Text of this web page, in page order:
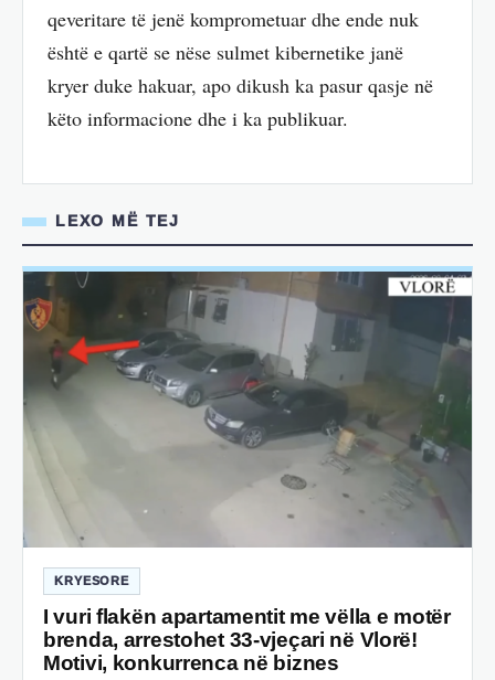
qeveritare të jenë komprometuar dhe ende nuk
është e qartë se nëse sulmet kibernetike janë
kryer duke hakuar, apo dikush ka pasur qasje në
këto informacione dhe i ka publikuar.
LEXO MË TEJ
KRYESORE
I vuri flakën apartamentit me vëlla e motër
brenda, arrestohet 33-vjeçari në Vlorë!
Motivi, konkurrenca në biznes